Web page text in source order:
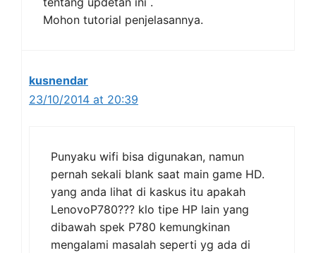
Mohon tutorial penjelasannya.
kusnendar
23/10/2014 at 20:39
Punyaku wifi bisa digunakan, namun
pernah sekali blank saat main game HD.
yang anda lihat di kaskus itu apakah
LenovoP780??? klo tipe HP lain yang
dibawah spek P780 kemungkinan
mengalami masalah seperti yg ada di